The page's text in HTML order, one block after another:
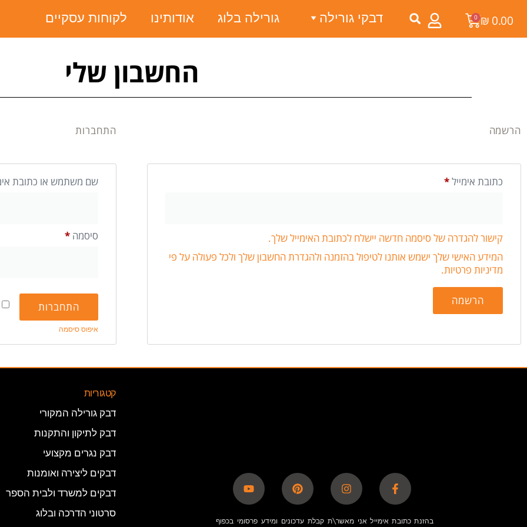
₪ 0.00
0 דבקי גורילה גורילה בלוג אודותינו לקוחות עסקיים
החשבון שלי
התחברות
שם משתמש או כתובת
סיסמה*
התחברות
איפוס סיסמה
הרשמה
כתובת אימייל*
קישור להגדרה של סיסמה חדשה יישלח לכתובת האימייל שלך.
המידע האישי שלך ישמש אותנו לטיפול בהזמנה ולהגדרת החשבון שלך ולכל פעולה על פי
מדיניות פרטיות.
הרשמה
בהזנת כתובת אימייל אני מאשר\ת קבלת עדכונים ומידע פרסומי בכפוף
קטגוריות
דבק גורילה המקורי
דבק לתיקון והתקנות
דבק נגרים מקצועי
דבקים ליצירה ואומנות
דבקים למשרד ולבית הספר
סרטוני הדרכה ובלוג